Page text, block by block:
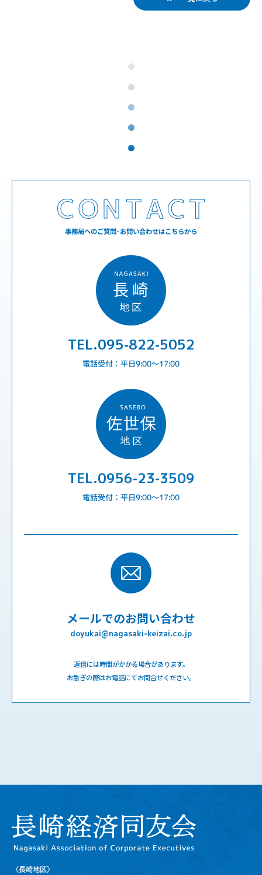
事務局へのご質問･お問い合わせはこちらから
TEL.095-822-5052
電話受付：平日9:00〜17:00
TEL.0956-23-3509
電話受付：平日9:00〜17:00
メールでのお問い合わせ
doyukai@nagasaki-keizai.co.jp
返信には時間がかかる場合があります。
お急ぎの際はお電話にてお問合せください。
〈長崎地区〉